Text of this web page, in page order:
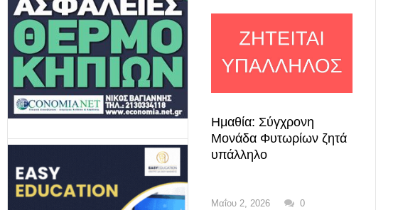
Ημαθία: Σύγχρονη
Μονάδα Φυτωρίων ζητά
υπάλληλο
Μαΐου 2, 2026 0